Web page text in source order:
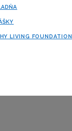
LIVING FOUNDATION